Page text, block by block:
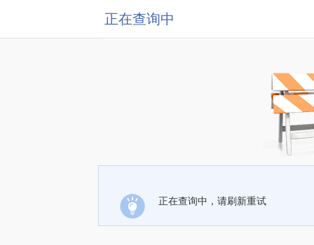
正在查询中
正在查询中，请刷新重试